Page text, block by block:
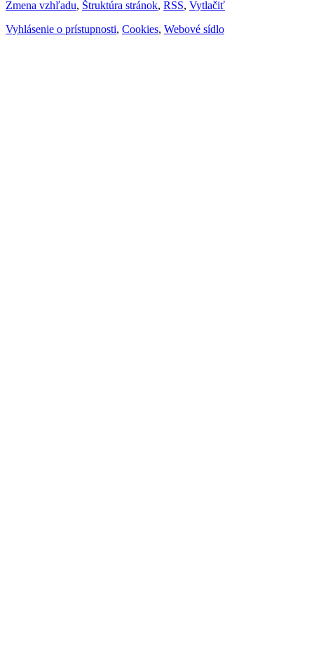
Zmena vzhľadu, Štruktúra stránok, RSS, Vytlačiť
Vyhlásenie o prístupnosti, Cookies, Webové sídlo